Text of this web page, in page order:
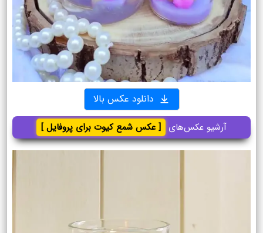
دانلود عکس بالا
آرشیو عکس‌های [ عکس شمع کیوت برای پروفایل ]